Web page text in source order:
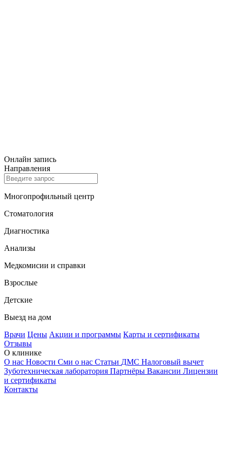
Онлайн запись
Направления
Многопрофильный центр
Стоматология
Диагностика
Анализы
Медкомисии и справки
Взрослые
Детские
Выезд на дом
Врачи Цены Акции и программы Карты и сертификаты
Отзывы
О клинике
О нас Новости Сми о нас Статьи ДМС Налоговый вычет
Зуботехническая лаборатория Партнёры Вакансии Лицензии
и сертификаты
Контакты